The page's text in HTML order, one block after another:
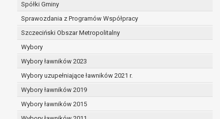
Spółki Gminy
Sprawozdania z Programów Współpracy
Szczeciński Obszar Metropolitalny
Wybory
Wybory ławników 2023
Wybory uzupełniające ławników 2021 r.
Wybory ławników 2019
Wybory ławników 2015
sprzeciw wobec przetwarzania
danych osobowych,
osoba, której dane dotyczą wycofała
osobowych, która jest podstawą
przetwarzania danych i nie ma innej
podstawy prawnej przetwarzania
danych,
dane osobowe przetwarzane są
niezgodnie z prawem,